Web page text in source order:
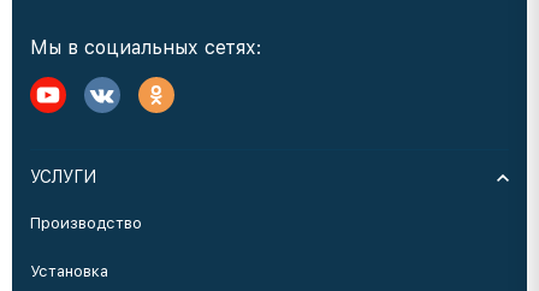
Мы в социальных сетях:
УСЛУГИ
Производство
Установка